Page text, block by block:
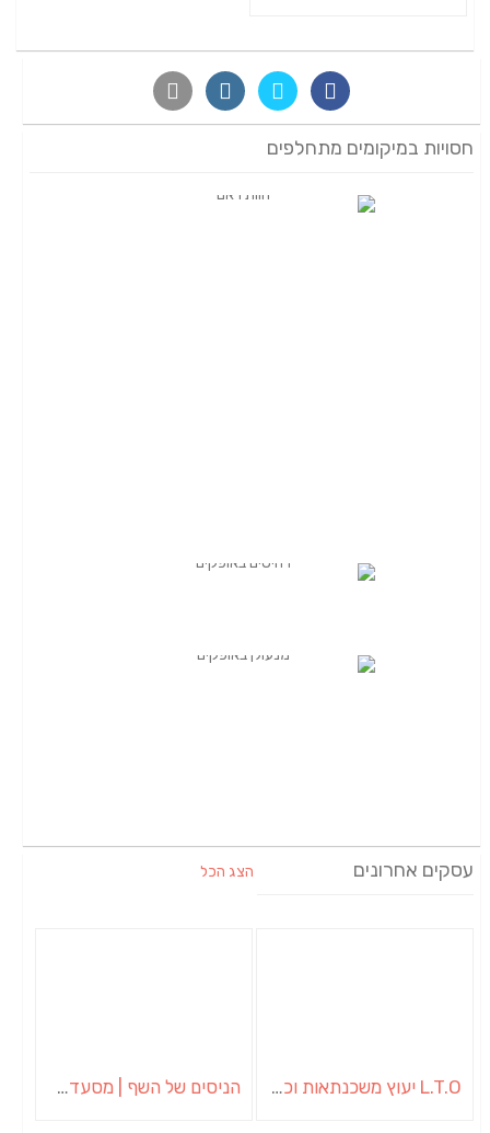
חסויות במיקומים מתחלפים
עסקים אחרונים הצג הכל
L.T.O יעוץ משכנתאות וכלכלת משפחה | יועץ משכנתאות באשכול הניסים של השף | מסעדת שף בבית | ארוחות גורמה